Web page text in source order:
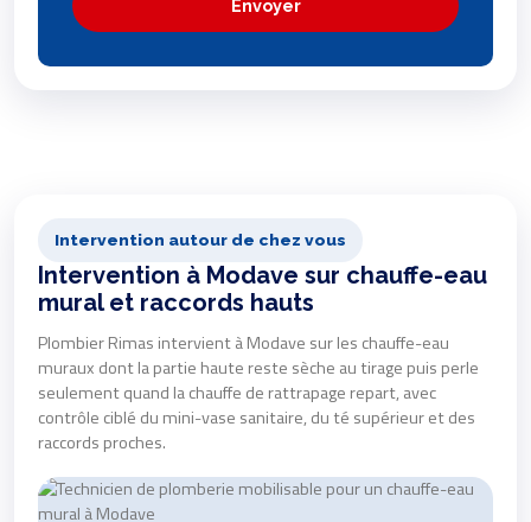
Envoyer
Intervention autour de chez vous
Intervention à Modave sur chauffe-eau
mural et raccords hauts
Plombier Rimas intervient à Modave sur les chauffe-eau
muraux dont la partie haute reste sèche au tirage puis perle
seulement quand la chauffe de rattrapage repart, avec
contrôle ciblé du mini-vase sanitaire, du té supérieur et des
raccords proches.